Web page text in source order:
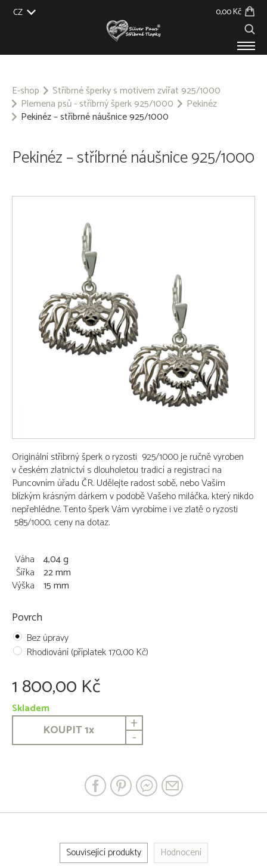
CZ
0,00 Kč
E-shop
Stříbrné šperky s motivem zvířat 925/1000
Plemena psů - stříbrný šperk 925/1000
Pekinéz
Pekinéz – stříbrné náušnice 925/1000
Pekinéz – stříbrné náušnice 925/1000
Originální stříbrný šperk o ryzosti 925/1000 je ručně vyroben
v českém zlatnictví s dlouholetou tradicí a registrací na
Puncovním úřadu ČR. Udělejte radost sobě, nebo Vašim
blízkým krásným dárkem v podobě Vašeho miláčka, který nikdo
nepřehlédne. Tento šperk Vám vyrobíme i ve zlatě o ryzosti
585/1000, ceny na dotaz.
Váha 4,04 g
Šířka 22 mm
Výška 15 mm
Povrch
Bez úpravy
Rhodiování (příplatek 170,00 Kč)
1 800,00 Kč
Skladem
KOUPIT1x +
-
Související produkty Hodnocení